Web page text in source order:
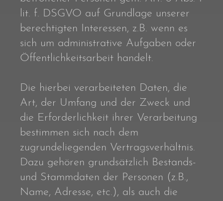
lit. f. DSGVO auf Grundlage unserer
berechtigten Interessen, z.B. wenn es
sich um administrative Aufgaben oder
Öffentlichkeitsarbeit handelt.
Die hierbei verarbeiteten Daten, die
Art, der Umfang und der Zweck und
die Erforderlichkeit ihrer Verarbeitung
bestimmen sich nach dem
zugrundeliegenden Vertragsverhältnis.
Dazu gehören grundsätzlich Bestands-
und Stammdaten der Personen (z.B.,
Name, Adresse, etc.), als auch die